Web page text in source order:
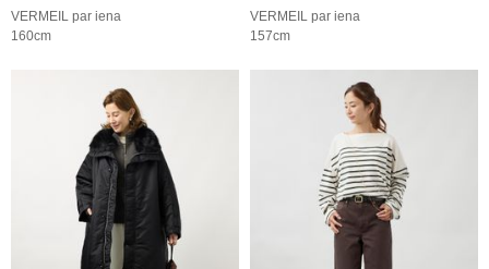
VERMEIL par iena
160cm
VERMEIL par iena
157cm